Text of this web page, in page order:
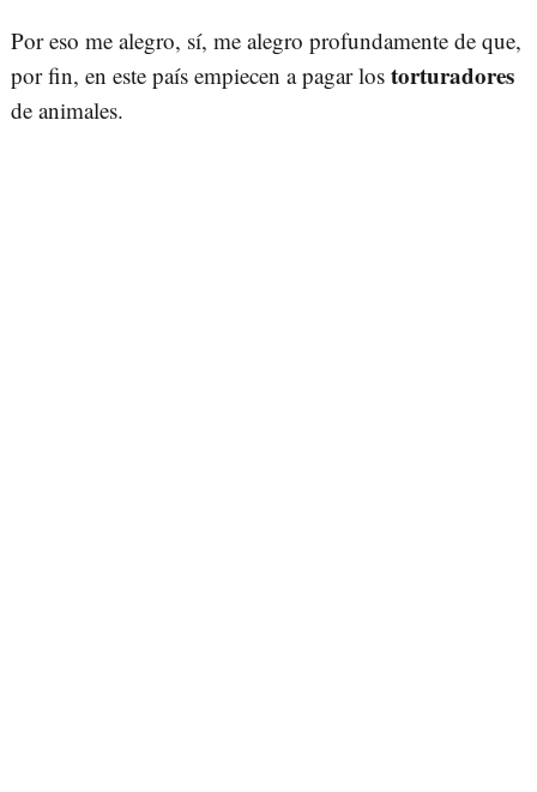
Por eso me alegro, sí, me alegro profundamente de que,
por fin, en este país empiecen a pagar los torturadores
de animales.